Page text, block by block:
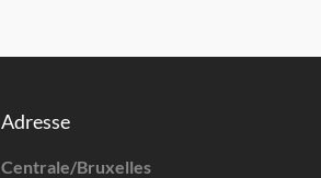
Adresse
Centrale/Bruxelles